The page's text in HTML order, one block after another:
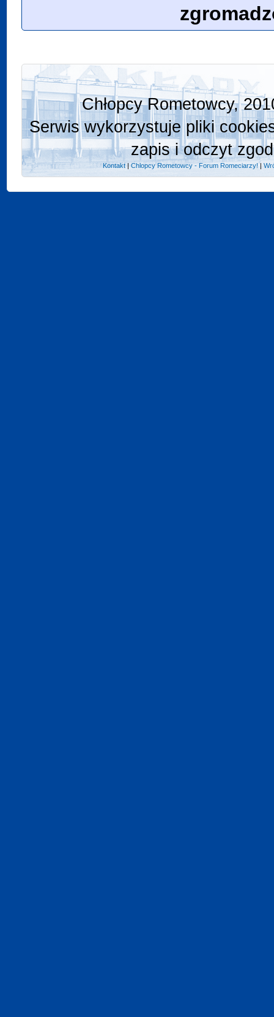
Chłopcy Rometowcy,
Serwis wykorzystuje pliki
zapis i odczyt
Kontakt |Chlopcy Rometowcy - Forum Romeciarzy! |